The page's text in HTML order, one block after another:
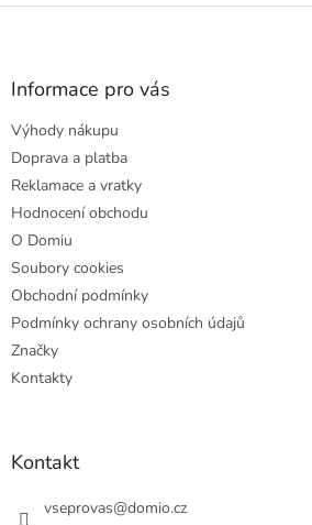
Z
Informace pro vás
Výhody nákupu
Doprava a platba
Reklamace a vratky
Hodnocení obchodu
O Domiu
Soubory cookies
Obchodní podmínky
Podmínky ochrany osobních údajů
Značky
Kontakty
Kontakt
vseprovas@domio.cz